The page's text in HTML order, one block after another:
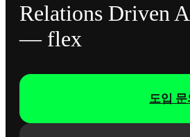
Relations Driven
— flex
도입 문